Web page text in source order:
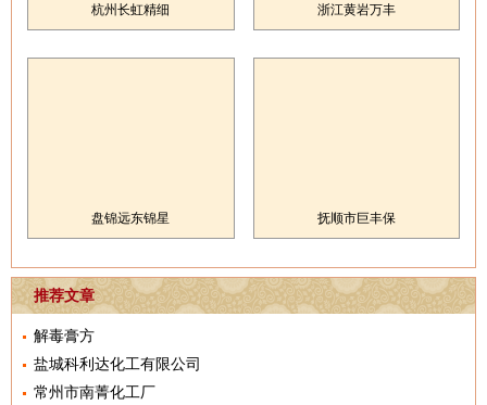
杭州长虹精细 浙江黄岩万丰
盘锦远东锦星 抚顺市巨丰保
推荐文章
解毒膏方
盐城科利达化工有限公司
常州市南菁化工厂